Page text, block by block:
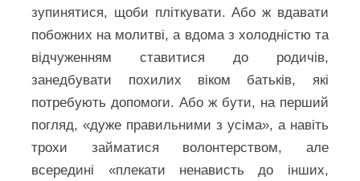
зупинятися, щоби пліткувати. Або ж вдавати
побожних на молитві, а вдома з холодністю та
відчуженням ставитися до родичів,
занедбувати похилих віком батьків, які
потребують допомоги. Або ж бути, на перший
погляд, «дуже правильними з усіма», а навіть
трохи займатися волонтерством, але
всередині «плекати ненависть до інших,